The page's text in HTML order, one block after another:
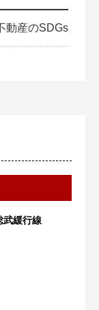
武緩行線
動産のSDGs